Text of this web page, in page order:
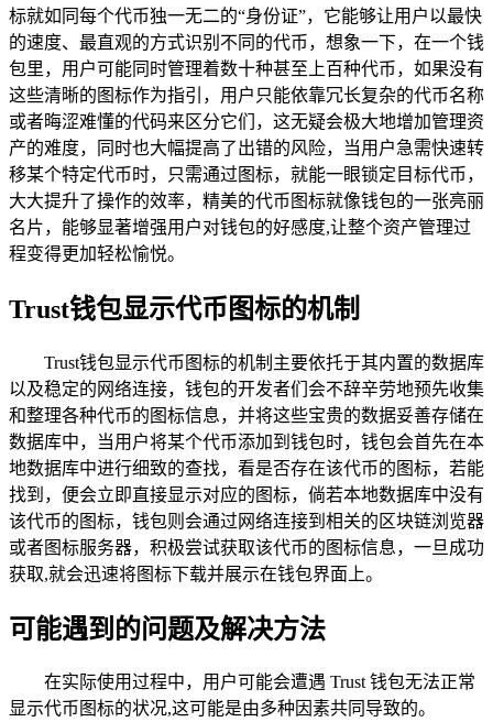
标就如同每个代币独一无二的“身份证”，它能够让用户以最快
的速度、最直观的方式识别不同的代币，想象一下，在一个钱
包里，用户可能同时管理着数十种甚至上百种代币，如果没有
这些清晰的图标作为指引，用户只能依靠冗长复杂的代币名称
或者晦涩难懂的代码来区分它们，这无疑会极大地增加管理资
产的难度，同时也大幅提高了出错的风险，当用户急需快速转
移某个特定代币时，只需通过图标，就能一眼锁定目标代币，
大大提升了操作的效率，精美的代币图标就像钱包的一张亮丽
名片，能够显著增强用户对钱包的好感度,让整个资产管理过
程变得更加轻松愉悦。
Trust钱包显示代币图标的机制
Trust钱包显示代币图标的机制主要依托于其内置的数据库
以及稳定的网络连接，钱包的开发者们会不辞辛劳地预先收集
和整理各种代币的图标信息，并将这些宝贵的数据妥善存储在
数据库中，当用户将某个代币添加到钱包时，钱包会首先在本
地数据库中进行细致的查找，看是否存在该代币的图标，若能
找到，便会立即直接显示对应的图标，倘若本地数据库中没有
该代币的图标，钱包则会通过网络连接到相关的区块链浏览器
或者图标服务器，积极尝试获取该代币的图标信息，一旦成功
获取,就会迅速将图标下载并展示在钱包界面上。
可能遇到的问题及解决方法
在实际使用过程中，用户可能会遭遇 Trust 钱包无法正常
显示代币图标的状况,这可能是由多种因素共同导致的。